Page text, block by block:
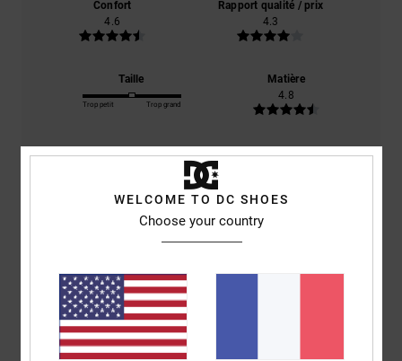
Confort
4.6
Rapport qualité / prix
4.3
Taille
Trop petit Trop grand
Matière
4.8
Coloris
4.8
5 /5
Stephane5 juin 2026
WELCOME TO DC SHOES
Choose your country